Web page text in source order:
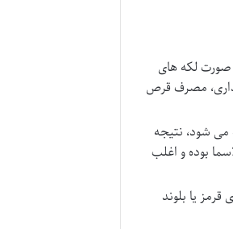
صورت لکه های
مصرف قرص
می شود، نتیجه
بوده و اغلب
یا بلوند